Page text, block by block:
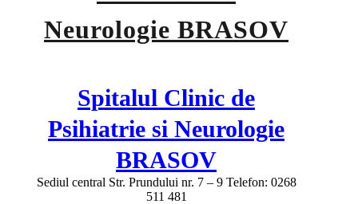
Spitalul Clinic de
Psihiatrie si Neurologie
BRASOV
Sediul central Str. Prundului nr. 7 – 9 Telefon: 0268
511 481